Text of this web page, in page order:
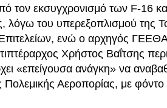
τον εκσυγχρονισμό των F-16
λόγω του υπερεξοπλισμού της
ενώ ο αρχηγός
Χρήστος Βαΐτσης
«επείγουσα ανάγκη» να
Αεροπορίας, με φόντο